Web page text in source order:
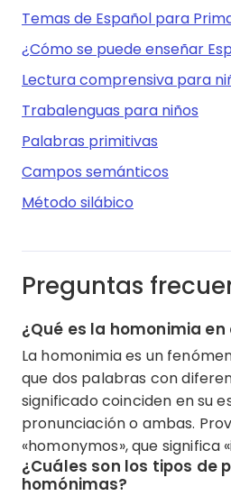
Temas de Español para
¿Cómo se puede enseñar
Lectura comprensiva para
Trabalenguas para niños
Palabras primitivas
Campos semánticos
Método silábico
Preguntas
¿Qué es la homonimia en
La homonimia es un
que dos palabras con
significado coinciden en su
pronunciación o ambas.
«homonymos», que significa
¿Cuáles son los tipos de
homónimas?